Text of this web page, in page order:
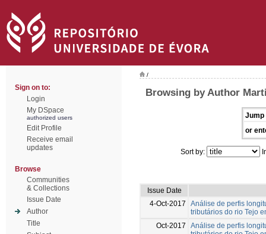
Sign on to:
Login
My DSpace
authorized users
Edit Profile
Receive email
updates
Browse
Communities
& Collections
Issue Date
Author
Title
/
Browsing by Author
Jump
or
Sort by:
Issue Date
4-Oct-2017
Análise de perfis
tributários do rio Tejo
Oct-2017
Análise de perfis